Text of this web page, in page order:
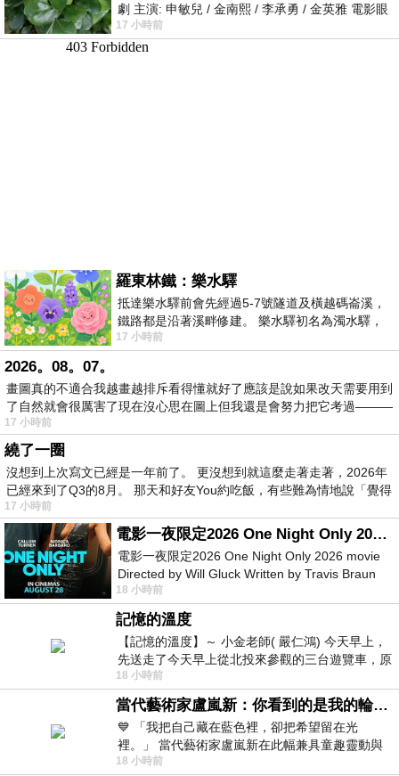
劇 主演: 申敏兒 / 金南熙 / 李承勇 / 金英雅 電影眼
眸2026描述攝影師徐珍因遺
17 小時前
羅東林鐵：樂水驛
抵達樂水驛前會先經過5-7號隧道及橫越碼崙溪，
鐵路都是沿著溪畔修建。 樂水驛初名為濁水驛，
但因與臺鐵集集線車站同名，於1953
17 小時前
2026。08。07。
畫圖真的不適合我越畫越排斥看得懂就好了應該是說如果改天需要用到
了自然就會很厲害了現在沒心思在圖上但我還是會努力把它考過———
17 小時前
繞了一圈
沒想到上次寫文已經是一年前了。 更沒想到就這麼走著走著，2026年
已經來到了Q3的8月。 那天和好友You約吃飯，有些難為情地說「覺得
17 小時前
電影一夜限定2026 One Night Only 2026 movie
電影一夜限定2026 One Night Only 2026 movie
Directed by Will Gluck Written by Travis Braun
Starring Monica Barbaro
18 小時前
記憶的溫度
【記憶的溫度】～ 小金老師( 嚴仁鴻) 今天早上，
先送走了今天早上從北投來參觀的三台遊覽車，原
以為展場已經差不多要安靜下來，卻發
18 小時前
當代藝術家盧嵐新：你看到的是我的輪廓，還是你的故事？——藏在藍色裡的希望與光
💙 「我把自己藏在藍色裡，卻把希望留在光
裡。」 當代藝術家盧嵐新在此幅兼具童趣靈動與
抽象韻味的新作中，用湛藍的羽翼般色塊包覆著
18 小時前